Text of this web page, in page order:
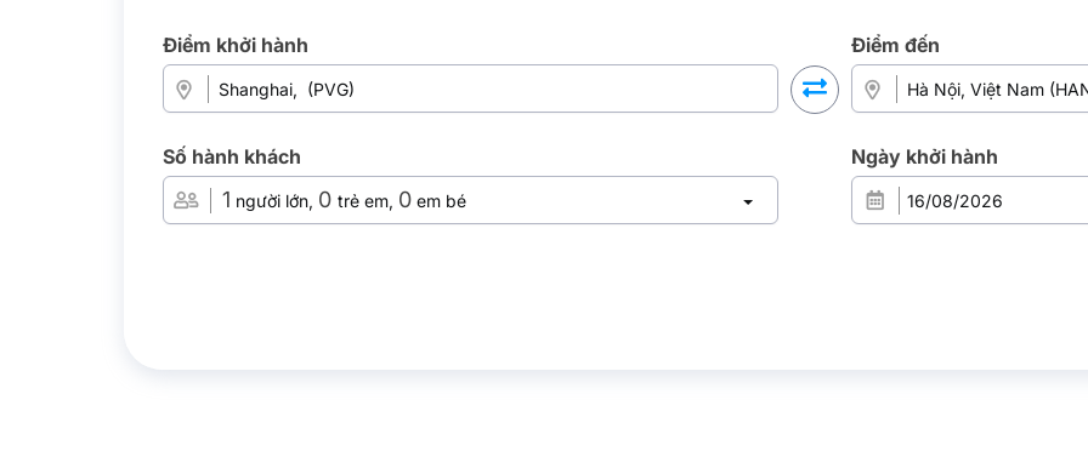
Điểm khởi hành Điểm đến
Số hành khách
1 người lớn, 0 trẻ em, 0 em bé
Ngày khởi hành